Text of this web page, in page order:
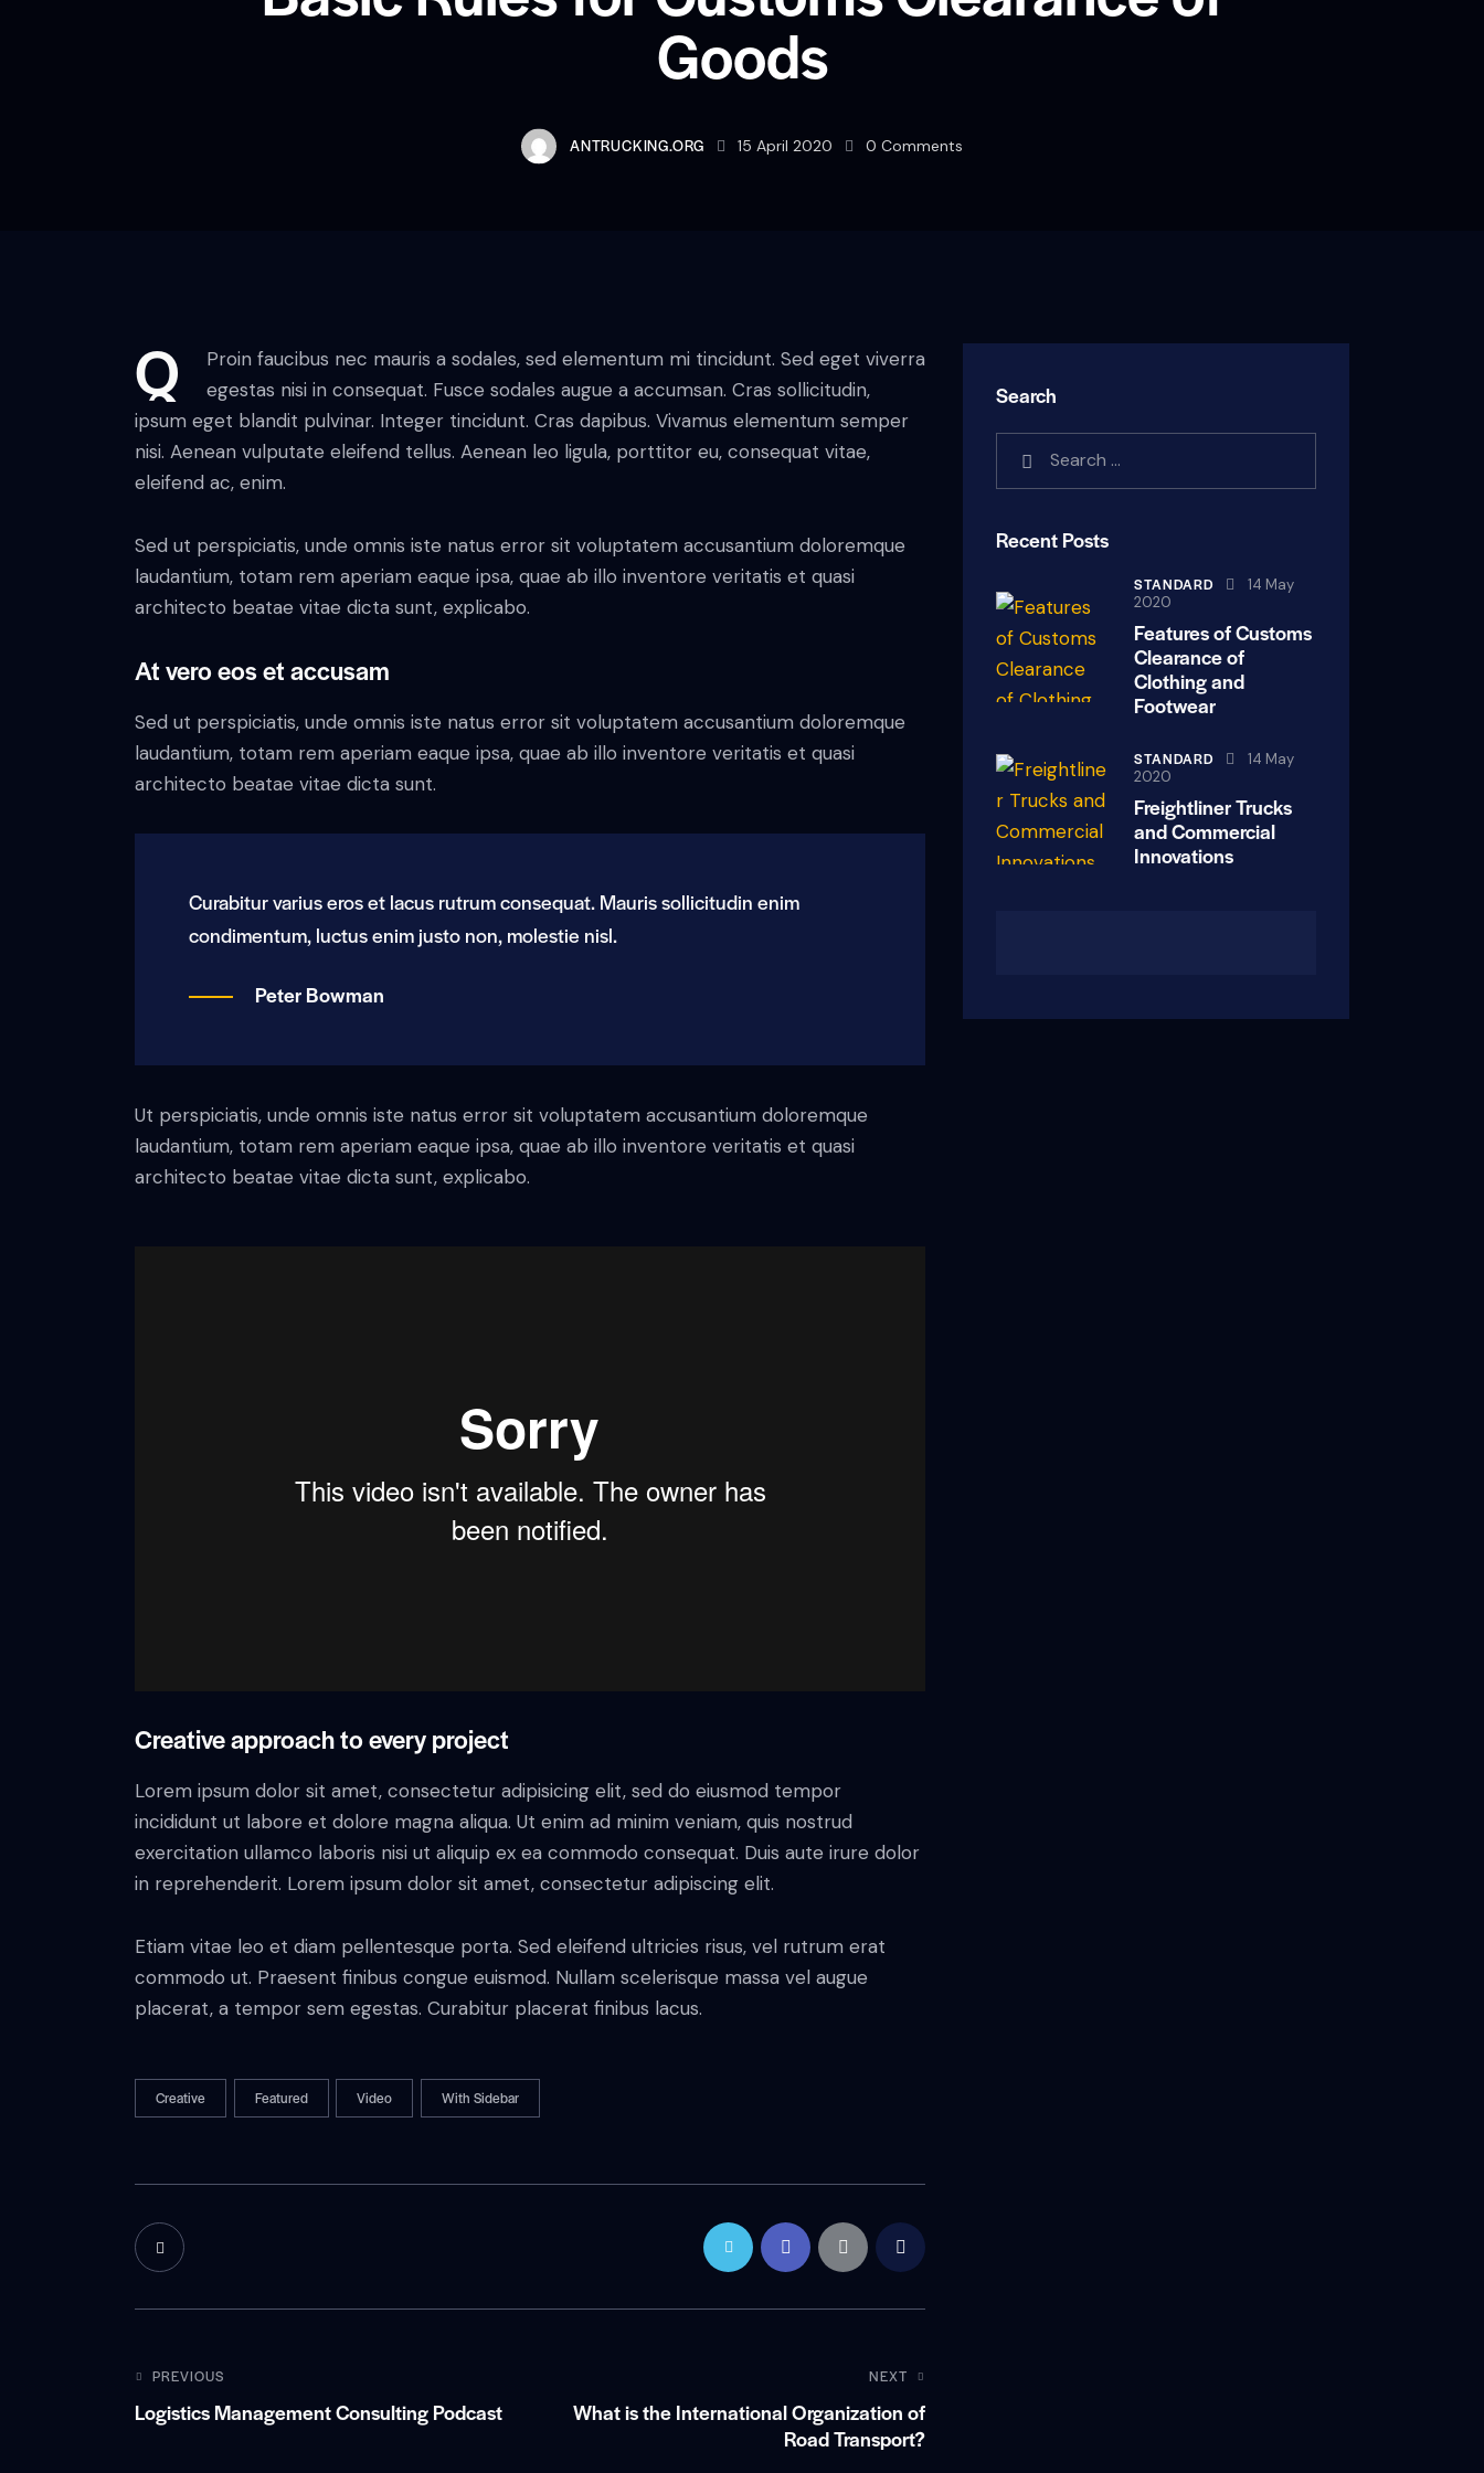
Goods
ANTRUCKING.ORG 15 April 2020 0 Comments
Q
Proin faucibus nec mauris a sodales, sed elementum mi tincidunt. Sed eget viverra
egestas nisi in consequat. Fusce sodales augue a accumsan. Cras sollicitudin,
ipsum eget blandit pulvinar. Integer tincidunt. Cras dapibus. Vivamus elementum semper
nisi. Aenean vulputate eleifend tellus. Aenean leo ligula, porttitor eu, consequat vitae,
eleifend ac, enim.
Sed ut perspiciatis, unde omnis iste natus error sit voluptatem accusantium doloremque
laudantium, totam rem aperiam eaque ipsa, quae ab illo inventore veritatis et quasi
architecto beatae vitae dicta sunt, explicabo.
At vero eos et accusam
Sed ut perspiciatis, unde omnis iste natus error sit voluptatem accusantium doloremque
laudantium, totam rem aperiam eaque ipsa, quae ab illo inventore veritatis et quasi
architecto beatae vitae dicta sunt.
Curabitur varius eros et lacus rutrum consequat. Mauris sollicitudin enim
condimentum, luctus enim justo non, molestie nisl.
Peter Bowman
Ut perspiciatis, unde omnis iste natus error sit voluptatem accusantium doloremque
laudantium, totam rem aperiam eaque ipsa, quae ab illo inventore veritatis et quasi
architecto beatae vitae dicta sunt, explicabo.
Creative approach to every project
Lorem ipsum dolor sit amet, consectetur adipisicing elit, sed do eiusmod tempor
incididunt ut labore et dolore magna aliqua. Ut enim ad minim veniam, quis nostrud
exercitation ullamco laboris nisi ut aliquip ex ea commodo consequat. Duis aute irure dolor
in reprehenderit. Lorem ipsum dolor sit amet, consectetur adipiscing elit.
Etiam vitae leo et diam pellentesque porta. Sed eleifend ultricies risus, vel rutrum erat
commodo ut. Praesent finibus congue euismod. Nullam scelerisque massa vel augue
placerat, a tempor sem egestas. Curabitur placerat finibus lacus.
Creative Featured Video With Sidebar
PREVIOUS
Logistics Management Consulting Podcast
NEXT
What is the International Organization of
Road Transport?
Search
Recent Posts
STANDARD
14 May
2020
Features of Customs
Clearance of
Clothing and
Footwear
STANDARD
14 May
2020
Freightliner Trucks
and Commercial
Innovations